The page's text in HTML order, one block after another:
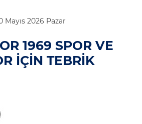
Mayıs 2026 Pazar
1969 SPOR VE
İÇİN TEBRİK